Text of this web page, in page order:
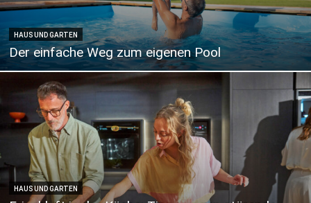
HAUS UND GARTEN
Der einfache Weg zum eigenen Pool
HAUS UND GARTEN